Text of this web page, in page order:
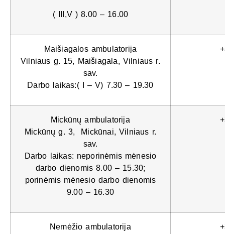
( III,V ) 8.00 – 16.00
Maišiagalos ambulatorija
Vilniaus g. 15, Maišiagala, Vilniaus r.
sav.
Darbo laikas:( I – V) 7.30 – 19.30
Mickūnų ambulatorija
Mickūnų g. 3, Mickūnai, Vilniaus r.
sav.
Darbo laikas: neporinėmis mėnesio
darbo dienomis 8.00 – 15.30;
porinėmis mėnesio darbo dienomis
9.00 – 16.30
Nemėžio ambulatorija